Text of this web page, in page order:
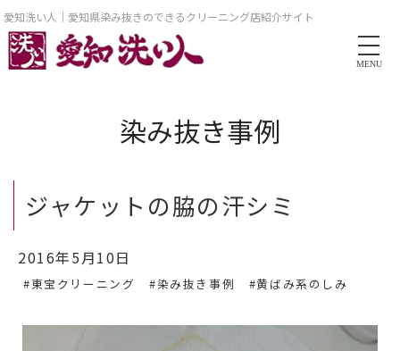
愛知洗い人｜愛知県染み抜きのできるクリーニング店紹介サイト
MENU
染み抜き事例
ジャケットの脇の汗シミ
2016年5月10日
#東宝クリーニング #染み抜き事例 #黄ばみ系のしみ